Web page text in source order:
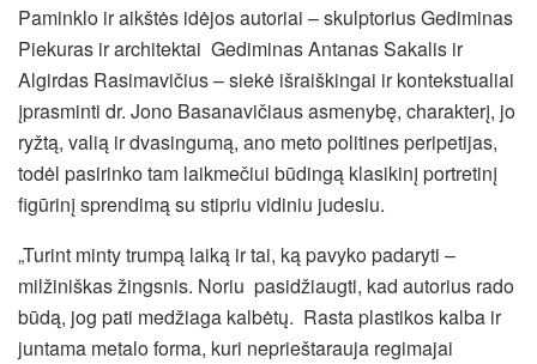
Paminklo ir aikštės idėjos autoriai – skulptorius Gediminas
Piekuras ir architektai Gediminas Antanas Sakalis ir
Algirdas Rasimavičius – siekė išraiškingai ir kontekstualiai
įprasminti dr. Jono Basanavičiaus asmenybę, charakterį, jo
ryžtą, valią irdvasingumą, ano meto politines peripetijas,
todėl pasirinko tam laikmečiui būdingą klasikinį portretinį
figūrinį sprendimą su stipriu vidiniu judesiu.
„Turint minty trumpą laiką ir tai, ką pavyko padaryti –
milžiniškas žingsnis. Noriu pasidžiaugti, kad autorius rado
būdą, jog pati medžiaga kalbėtų. Rasta plastikos kalba ir
juntama metalo forma, kuri neprieštarauja regimajai